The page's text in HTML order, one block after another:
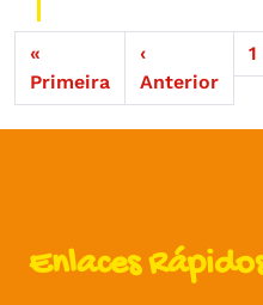
«
Primeira
‹
Anterior
1
Enlaces